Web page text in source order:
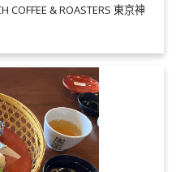
COFFEE & ROASTERS 東京神